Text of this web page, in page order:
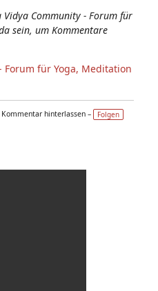
Vidya Community - Forum für
sein, um Kommentare
Forum für Yoga, Meditation
hinterlassen – Folgen